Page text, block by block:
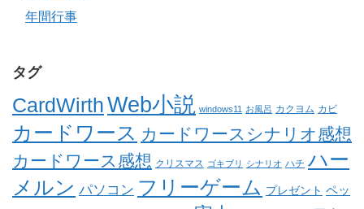
年間行事
タグ
CardWirthWeb小説 windows11 お風呂 カクヨム カビ
カードワース カードワースシナリオ感想
カードワース感想 クリスマス ゴキブリ シナリオ ハチ ハー
メルン パソコン フリーゲーム プレゼント ペッ